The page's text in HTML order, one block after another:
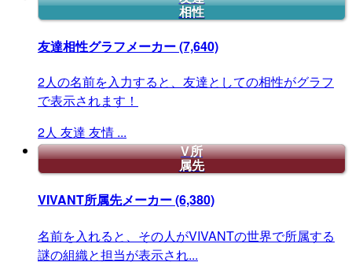
相性
友達相性グラフメーカー(7,640)
2人の名前を入力すると、友達としての相性がグラフ
で表示されます！
2人 友達 友情 ...
V所
属先
VIVANT所属先メーカー(6,380)
名前を入れると、その人がVIVANTの世界で所属する
謎の組織と担当が表示され...